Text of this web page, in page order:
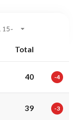
15-
Total
40 -4
39 -3